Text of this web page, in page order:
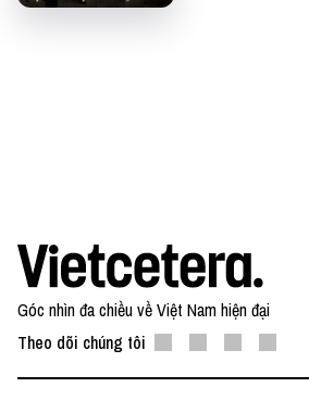
tác, bạn có thể gửi email về địa chỉ
⁠⁠⁠team@vietcetera.com⁠⁠⁠
Góc nhìn đa chiều về Việt Nam hiện đại
Theo dõi chúng tôi